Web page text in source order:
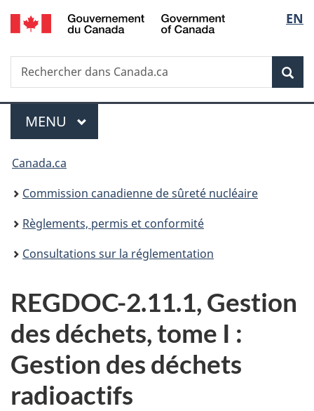
Passer
au
principal
de
la
EN
Recherche
Rechercher
dans
Menu
MENU PRINCIPAL
Vous
êtes
ici
Canada.ca
Commission canadienne de sûreté nucléaire
Règlements, permis et conformité
Consultations sur la réglementation
REGDOC-2.11.1, Gestion
des déchets, tome I :
Gestion des déchets
radioactifs